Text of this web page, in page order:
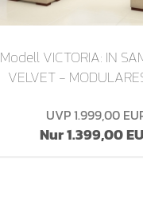
Modell VICTORIA: IN
VELVET -
UVP 1.999,00
Nur 1.399,00